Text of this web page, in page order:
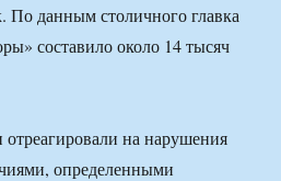
По данным столичного главка
составило около 14 тысяч
на нарушения
определенными